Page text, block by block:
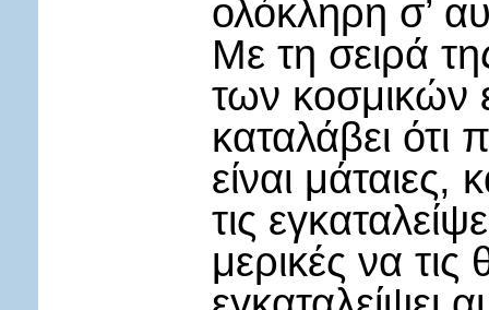
ολόκληρη σ’
Με τη σειρά
των κοσμικών
καταλάβει ότι
είναι
τις
μερικές να